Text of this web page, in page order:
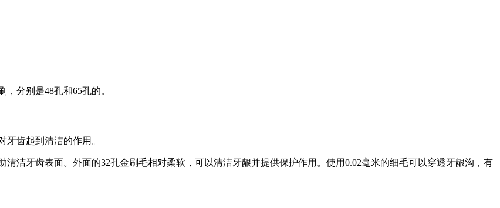
分别是48孔和65孔的。
齿起到清洁的作用。
洁牙齿表面。外面的32孔金刷毛相对柔软，可以清洁牙龈并提供保护作用。使用0.02毫米的细毛可以穿透牙龈沟，有